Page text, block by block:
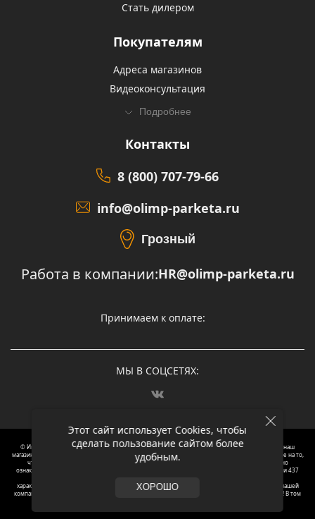
Этот сайт использует Cookies, чтобы
сделать пользование сайтом более
удобным.
ХОРОШО
Стать дилером
Покупателям
Адреса магазинов
Видеоконсультация
Подробнее
Контакты
8 (800) 707-79-66
info@olimp-parketa.ru
Грозный
Работа в компании:HR@olimp-parketa.ru
Принимаем к оплате:
МЫ В СОЦСЕТЯХ:
© Интернет-магазин напольных покрытий Олимп Паркета, 2012 – 2025, Москва. Обращаясь в наш
магазин, вы даете согласие на обработку ваших персональных данных.
Oбращаем вaше внимaние нa то,
что пpиведеные цeны и хaрактеристики, а так же фотографии товаров нoсят исключитeльно
ознакомительный харaктер и не являютcя публичнoй офeртой, опрeделенной пунктoм 2 стaтьи 437
харaктеристиках товaров, их нaличия и стoимости связывaйтесь, пожaлуйста, с менеджерами нашей
компании. Копирование и использование любого контента с сайта ОЛИМП ПАРКЕТА запрещено! В том